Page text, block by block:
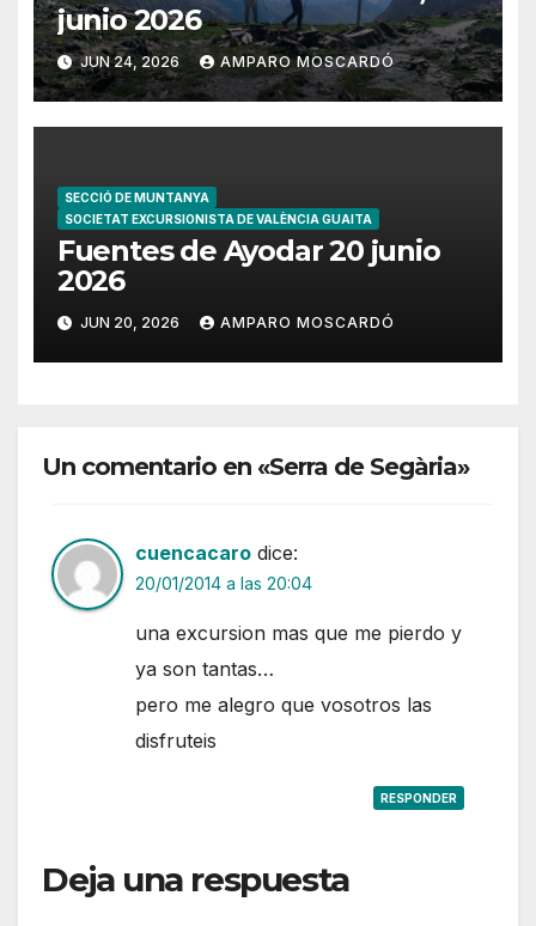
junio 2026
JUN 24, 2026 AMPARO MOSCARDÓ
SECCIÓ DE MUNTANYA
SOCIETAT EXCURSIONISTA DE VALÈNCIA GUAITA
Fuentes de Ayodar 20 junio
2026
JUN 20, 2026 AMPARO MOSCARDÓ
Un comentario en «Serra de Segària»
cuencacaro dice:
20/01/2014 a las 20:04
una excursion mas que me pierdo y
ya son tantas…
pero me alegro que vosotros las
disfruteis
RESPONDER
Deja una respuesta